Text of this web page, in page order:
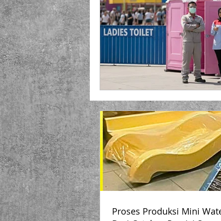
Playground Fiberglass
Life Jacket Box Storage
Proses Produksi Mini